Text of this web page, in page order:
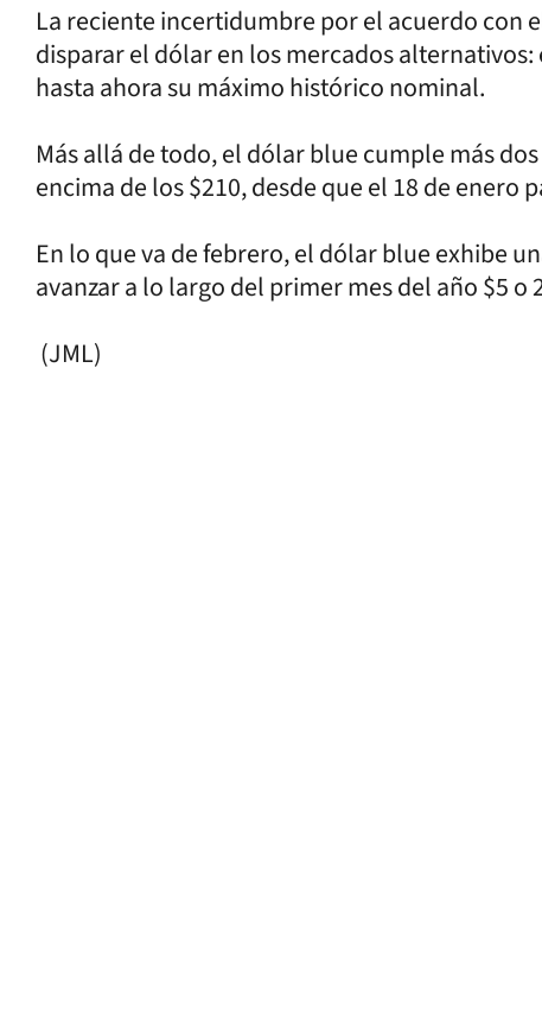
La reciente incertidumbre por el acuerdo con
disparar el dólar en los mercados
hasta ahora su máximo histórico nominal.
Más allá de todo, el dólar blue cumple más
encima de los $210, desde que el 18 de enero
En lo que va de febrero, el dólar blue exhibe
avanzar a lo largo del primer mes del año $5
(JML)